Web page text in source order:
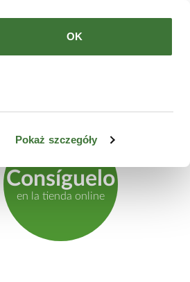
Pokaż szczegóły
OK
Consíguelo
en la tienda online